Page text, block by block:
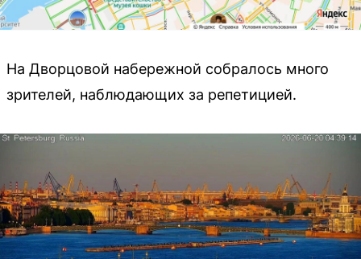
На Дворцовой набережной собралось много
зрителей, наблюдающих за репетицией.